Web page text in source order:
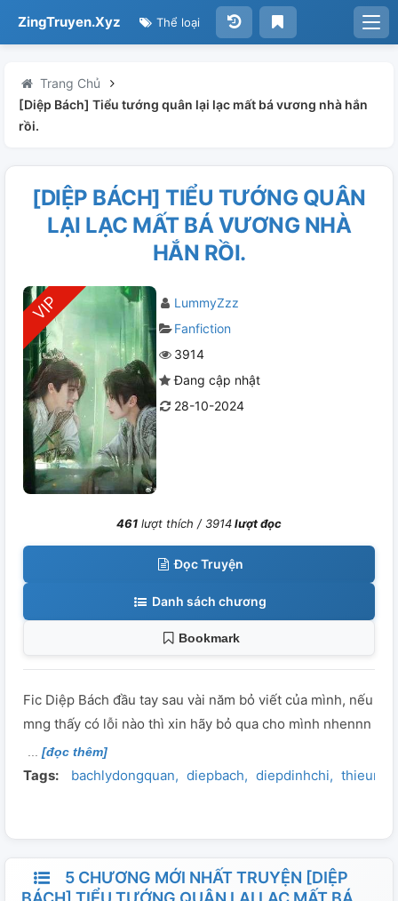
ZingTruyen.Xyz Thể loại
Trang Chủ
[Diệp Bách] Tiểu tướng quân lại lạc mất bá vương nhà hắn
rồi.
[DIỆP BÁCH] TIỂU TƯỚNG QUÂN
LẠI LẠC MẤT BÁ VƯƠNG NHÀ
HẮN RỒI.
LummyZzz
Fanfiction
3914
Đang cập nhật
28-10-2024
461 lượt thích /3914lượt đọc
Đọc Truyện
Danh sách chương
Bookmark
Fic Diệp Bách đầu tay sau vài năm bỏ viết của mình, nếu
mng thấy có lỗi nào thì xin hãy bỏ qua cho mình nhennn
[đọc thêm]
Tags: bachlydongquan diepbach diepdinhchi
5 CHƯƠNG MỚI NHẤT TRUYỆN [DIỆP